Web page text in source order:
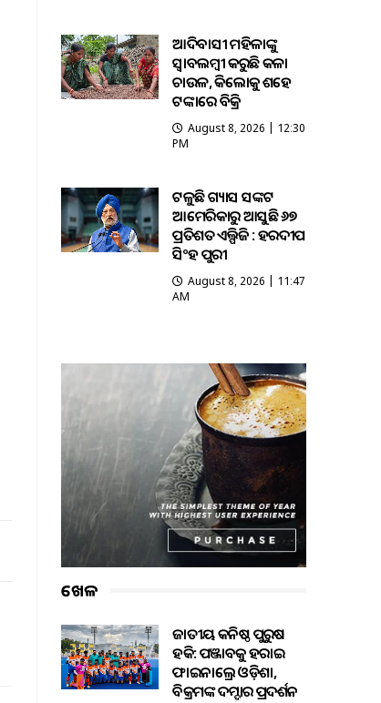
ଆଦିବାସୀ ମହିଳାଙ୍କୁ
ସ୍ଵାବଲମ୍ଵୀ କରୁଛି କଳା
ଚାଉଳ, କିଲୋକୁ ଶହେ
ଟଙ୍କାରେ ବିକ୍ରି
August 8, 2026 | 12:30
PM
ଟଳୁଛି ଗ୍ୟାସ ସଙ୍କଟ
ଆମେରିକାରୁ ଆସୁଛି ୬୭
ପ୍ରତିଶତ ଏଲ୍ପିଜି : ହରଦୀପ
ସିଂହ ପୁରୀ
August 8, 2026 | 11:47
AM
ଖେଳ
ଜାତୀୟ କନିଷ୍ଠ ପୁରୁଷ
ହକି: ପଞ୍ଜାବକୁ ହରାଇ
ଫାଇନାଲ୍ରେ ଓଡ଼ିଶା,
ବିକ୍ରମଙ୍କ ଦମ୍ଦାର ପ୍ରଦର୍ଶନ